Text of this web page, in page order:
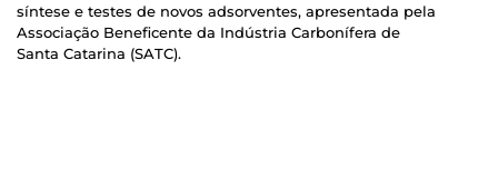
síntese e testes de novos adsorventes, apresentada pela
Associação Beneficente da Indústria Carbonífera de
Santa Catarina (SATC).